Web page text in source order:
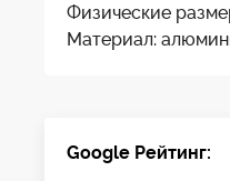
Физические
Материал:
Google Рейтинг: